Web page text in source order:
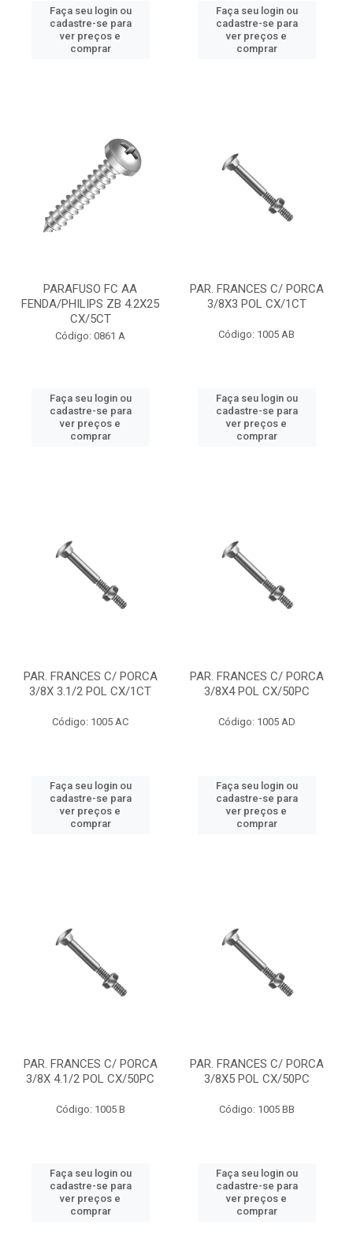
Faça seu login ou
cadastre-se para
ver preços e
comprar
Faça seu login ou
cadastre-se para
ver preços e
comprar
PARAFUSO FC AA
FENDA/PHILIPS ZB 4.2X25
CX/5CT
Código: 0861 A
Faça seu login ou
cadastre-se para
ver preços e
comprar
PAR. FRANCES C/ PORCA
3/8X3 POL CX/1CT
Código: 1005 AB
Faça seu login ou
cadastre-se para
ver preços e
comprar
PAR. FRANCES C/ PORCA
3/8X 3.1/2 POL CX/1CT
Código: 1005 AC
Faça seu login ou
cadastre-se para
ver preços e
comprar
PAR. FRANCES C/ PORCA
3/8X4 POL CX/50PC
Código: 1005 AD
Faça seu login ou
cadastre-se para
ver preços e
comprar
PAR. FRANCES C/ PORCA
3/8X 4.1/2 POL CX/50PC
Código: 1005 B
Faça seu login ou
cadastre-se para
ver preços e
comprar
PAR. FRANCES C/ PORCA
3/8X5 POL CX/50PC
Código: 1005 BB
Faça seu login ou
cadastre-se para
ver preços e
comprar